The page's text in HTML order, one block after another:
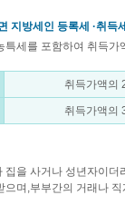
지방세인 등록세 ·취득
특세를 포함하여 취득
취득가액의
취득가액의
집을 사거나 성년자이
으며,부부간의 거래나